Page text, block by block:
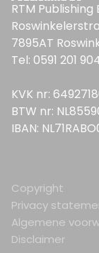
RTM Publishing
7895AT
Tel: 0591 201
KVK nr:
BTW nr:
IBAN:
Copyright
Privacy
Algemene
Disclaimer